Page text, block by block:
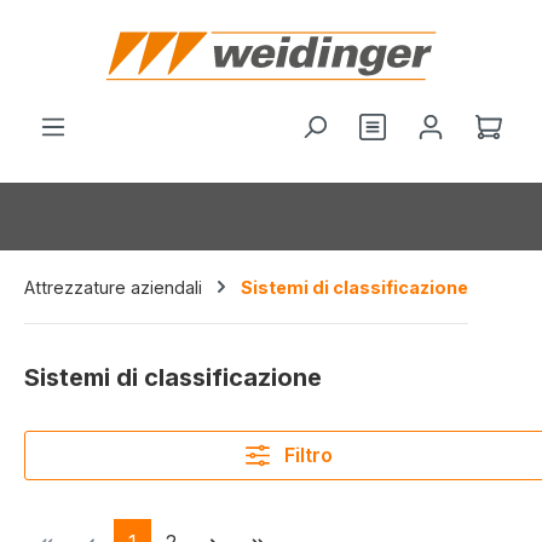
principale
Il
Attrezzature aziendali Sistemi di classificazione
Sistemi di classificazione
Filtro